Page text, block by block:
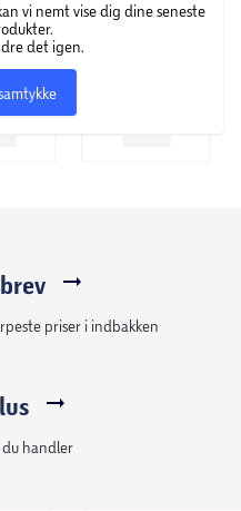
vi nemt vise dig dine seneste
det igen.
priser i indbakken
handler